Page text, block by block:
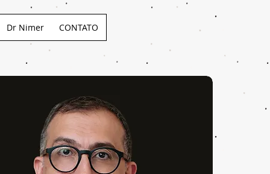
Dr Nimer CONTATO